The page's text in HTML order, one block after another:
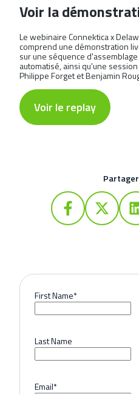
Voir la
Le webinaire Connektica x
comprend une démonstration
sur une séquence
automatisé, ainsi qu'une
Philippe Forget et Benjamin
Voir le replay
First Name*
Last Name
Email*